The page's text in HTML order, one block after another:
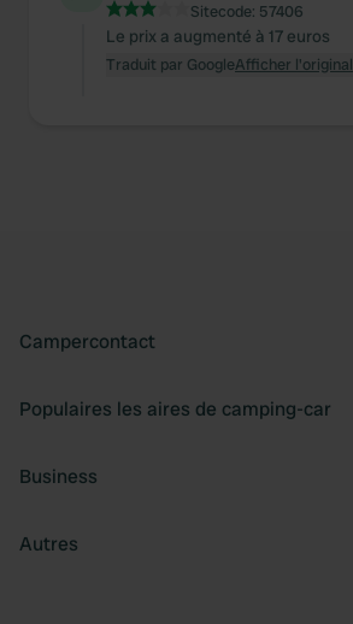
Sitecode: 57406
Le prix a augmenté à 17 euros
Traduit par GoogleAfficher l'original
Campercontact
Populaires les aires de camping-car
Business
Autres